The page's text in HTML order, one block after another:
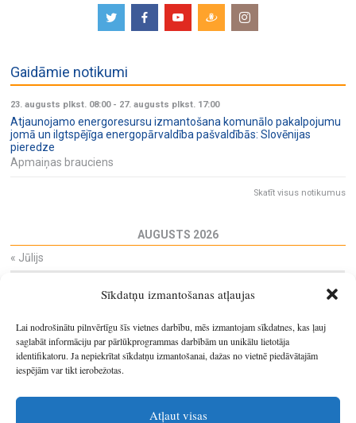
Sīkdatņu izmantošanas atļaujas
Lai nodrošinātu pilnvērtīgu šīs vietnes darbību, mēs izmantojam sīkdatnes, kas ļauj
saglabāt informāciju par pārlūkprogrammas darbībām un unikālu lietotāja
identifikatoru. Ja nepiekrītat sīkdatņu izmantošanai, dažas no vietnē piedāvātajām
iespējām var tikt ierobežotas.
Atļaut visas
Gaidāmie notikumi
23. augusts plkst. 08:00- 27. augusts plkst. 17:00
Atjaunojamo energoresursu izmantošana komunālo pakalpojumu
jomā un ilgtspējīga energopārvaldība pašvaldībās: Slovēnijas
pieredze
Apmaiņas brauciens
Skatīt visus notikumus
AUGUSTS 2026
« Jūlijs
29 30 31 1
12 14 15
17
18 19 20 21 22
23
24
25 26
31
1 2 3 4 5 6